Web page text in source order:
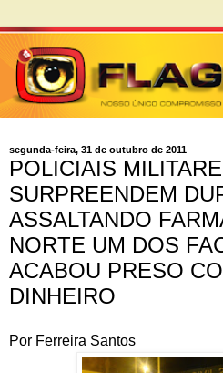
segunda-feira, 31 de outubro de 2011
POLICIAIS
SURPREENDEM
ASSALTANDO
NORTE UM DOS
ACABOU PRESO
DINHEIRO
Por Ferreira Santos